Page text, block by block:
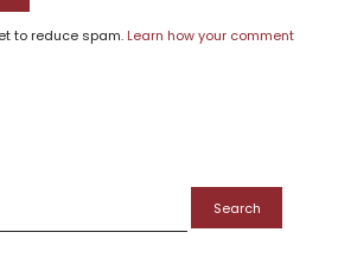
to reduce spam. Learn how your comment